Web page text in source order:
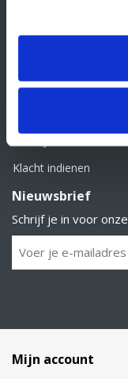
Retourbeleid
Klacht indienen
Nieuwsbrief
Schrijf je in voor
Mijn account